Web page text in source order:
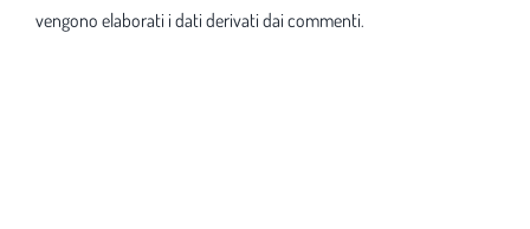
vengono elaborati i dati derivati dai commenti.